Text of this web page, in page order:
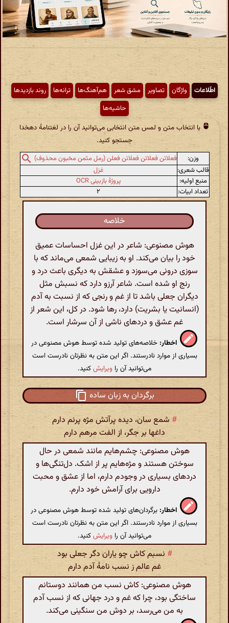
اطّلاعات واژگان تصاویر مشق شعر هم‌آهنگ‌ها ترانه‌ها
روند بازدیدها
حاشیه‌ها
با انتخاب متن و لمس متن انتخابی می‌توانید آن را در لغتنامهٔ دهخدا
جستجو کنید.
وزن:
فعلاتن فعلاتن فعلاتن فعلن (رمل مثمن مخبون محذوف)
قالب شعری:
غزل
منبع اولیه:
پروژهٔ بازبینی OCR
تعداد ابیات:
۲
خلاصه
هوش مصنوعی: شاعر در این غزل احساسات عمیق
خود را بیان می‌کند. او به زیبایی شمعی می‌ماند که با
سوزی درونی می‌سوزد و عشقش به دیگری باعث درد و
رنج او شده است. شاعر آرزو دارد که نسبش مثل
دیگران جعلی باشد تا از غم و رنجی که از نسبت به آدم
(انسانیت یا بشریت) دارد، رها شود. در کل، این شعر از
غم عشق و دردهای ناشی از آن سرشار است.
اخطار: خلاصه‌های تولید شده توسط هوش مصنوعی در
بسیاری از موارد نادرستند. اگر این متن به نظرتان نادرست است
می‌توانید آن را ویرایشکنید.
برگردان به زبان ساده
# شمع سان، دیده پرآتش مژه پرنم دارم
داغها بر جگر، از الفت مرهم دارم
هوش مصنوعی: چشم‌هایم مانند شمعی در حال
سوختن هستند و مژه‌هایم پر از اشک. دل‌تنگی‌ها و
دردهای بسیاری در وجودم دارم، اما از عشق و محبت
دارویی برای آرامش خود دارم.
اخطار: برگردان‌های تولید شده توسط هوش مصنوعی در
بسیاری از موارد نادرستند. اگر این متن به نظرتان نادرست است
می‌توانید آن را ویرایشکنید.
# نسبم کاش چو یاران دگر جعلی بود
غم عالم ز نسب نامهٔ آدم دارم
هوش مصنوعی: کاش نسب من همانند دوستانم
ساختگی بود، چرا که غم و درد جهانی که از نسب آدم
به من می‌رسد، بر دوش من سنگینی می‌کند.